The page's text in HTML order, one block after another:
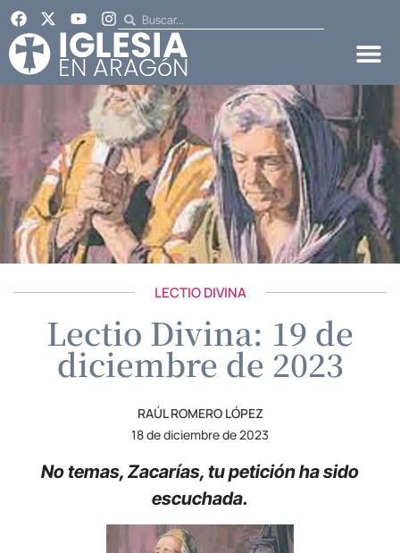
LECTIO DIVINA
Lectio Divina: 19 de
diciembre de 2023
RAÚL ROMERO LÓPEZ
18 de diciembre de 2023
No temas, Zacarías, tu petición ha sido
escuchada.